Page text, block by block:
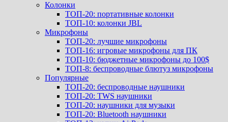
Колонки
ТОП-20: портативные колонки
ТОП-10: колонки JBL
Микрофоны
ТОП-20: лучшие микрофоны
ТОП-16: игровые микрофоны для ПК
ТОП-10: бюджетные микрофоны до 100$
ТОП-8: беспроводные блютуз микрофоны
Популярные
ТОП-20: беспроводные наушники
ТОП-20: TWS наушники
ТОП-20: наушники для музыки
ТОП-20: Bluetooth наушники